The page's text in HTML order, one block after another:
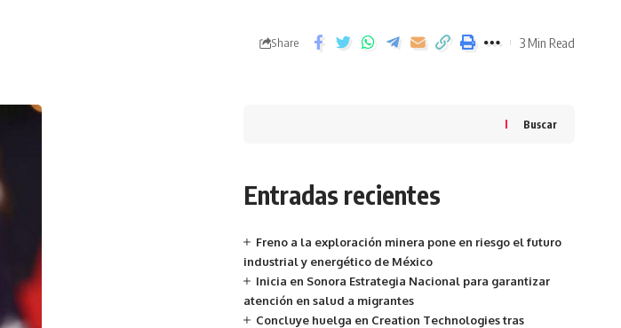
Share 3 Min Read
Buscar
Entradas recientes
Freno a la exploración minera pone en riesgo el futuro
industrial y energético de México
Inicia en Sonora Estrategia Nacional para garantizar
atención en salud a migrantes
Concluye huelga en Creation Technologies tras